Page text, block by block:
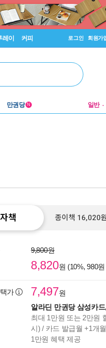
레이 커피 로그인 회원가
만권당 N 일반
책 종이책 16,020
9,800원
8,820원 (10%, 980
가 7,497원
알라딘 만권당 삼성카
최대 1만원 또는 2만원
시) / 카드 발급월 +1개
1만원 혜택 제공